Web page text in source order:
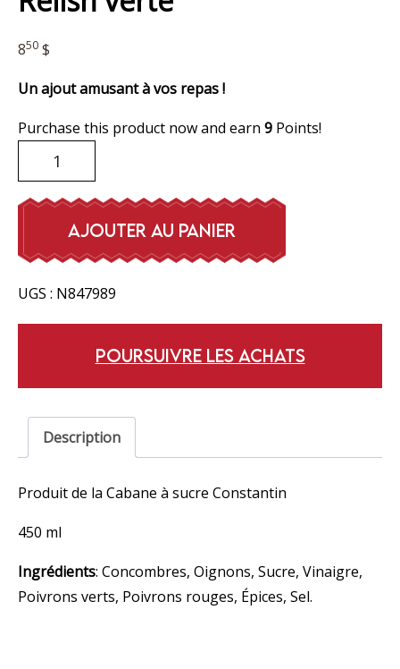
850 $
Un ajout amusant à vos repas !
Purchase this product now and earn 9 Points!
quantité
de
Relish
AJOUTER AU PANIER
UGS : N847989
POURSUIVRE LES ACHATS
Description
Produit de la Cabane à sucre Constantin
450 ml
Ingrédients: Concombres, Oignons, Sucre, Vinaigre,
Poivrons verts, Poivrons rouges, Épices, Sel.